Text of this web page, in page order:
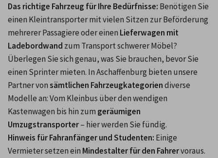
Das richtige Fahrzeug für Ihre Bedürfnisse: Benötigen Sie
einen Kleintransporter mit vielen Sitzen zur Beförderung
mehrerer Passagiere oder einen Lieferwagen mit
Ladebordwand zum Transport schwerer Möbel?
Überlegen Sie sich genau, was Sie brauchen, bevor Sie
einen Sprinter mieten. In Aschaffenburg bieten unsere
Partner von sämtlichen Fahrzeugkategorien diverse
Modelle an: Vom Kleinbus über den wendigen
Kastenwagen bis hin zum geräumigen
Umzugstransporter – hier werden Sie fündig.
Hinweis für Fahranfänger und Studenten: Einige
Vermieter setzen ein Mindestalter für den Fahrer voraus.